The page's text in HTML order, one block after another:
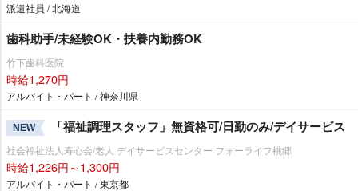
派遣社員 / 北海道
歯科助手/未経験OK・扶養内勤務OK
竹下歯科医院
時給1,270円
アルバイト・パート / 神奈川県
NEW 「福祉調理スタッフ」無資格可/日勤のみ/デイサービス
社会福祉法人寿心会/老人 デイサービスセンター フォーライフ桃郷
時給1,226円～1,300円
アルバイト・パート / 東京都